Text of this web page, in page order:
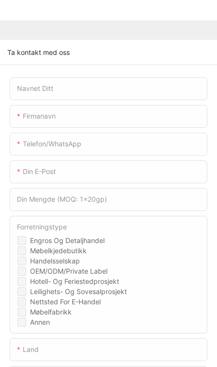
Ta kontakt med oss
Navnet Ditt
Firmanavn
Telefon/WhatsApp
Din E-Post
Din Mengde (MOQ: 1x20gp)
Engros Og Detaljhandel
Møbelkjedebutikk
Handelsselskap
OEM/ODM/Private Label
Hotell- Og Feriestedprosjekt
Leilighets- Og Sovesalprosjekt
Nettsted For E-Handel
Møbelfabrikk
Annen
Forretningstype
Land